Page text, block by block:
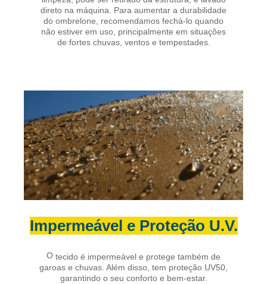
direto na máquina. Para aumentar a durabilidade
do ombrelone, recomendamos fechá-lo quando
não estiver em uso, principalmente em situações
de fortes chuvas, ventos e tempestades.
Impermeável e Proteção U.V.
O tecido é impermeável e protege também de
garoas e chuvas. Além disso, tem proteção UV50,
garantindo o seu conforto e bem-estar.